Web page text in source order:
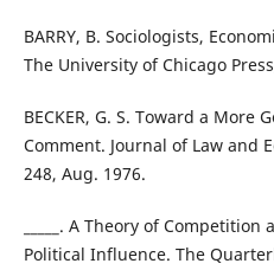
BARRY, B. Sociologists,
The University of Chicago
BECKER, G. S. Toward a More
Comment. Journal of Law and
248, Aug. 1976.
_____. A Theory of
Political Influence. The